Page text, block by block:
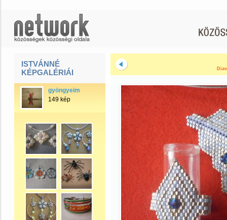
ISTVÁNNÉ
KÉPGALÉRIÁI
gyöngyeim
149 kép